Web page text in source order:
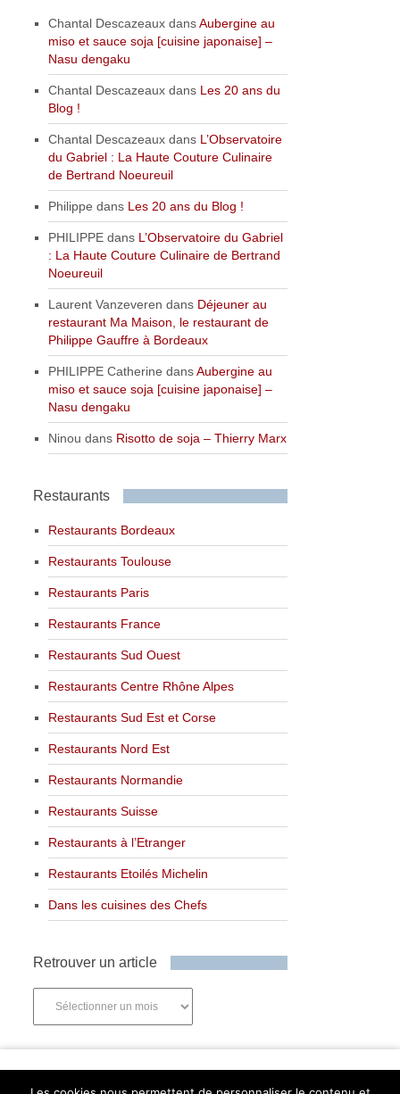
Chantal Descazeaux dansAubergine au
miso et sauce soja [cuisine japonaise] –
Nasu dengaku
Chantal Descazeaux dans Les 20 ans du
Blog !
Chantal Descazeaux dans L’Observatoire
du Gabriel : La Haute Couture Culinaire
de Bertrand Noeureuil
Philippe dans Les 20 ans du Blog !
PHILIPPE dans L’Observatoire du Gabriel
: La Haute Couture Culinaire de Bertrand
Noeureuil
Laurent Vanzeveren dans Déjeuner au
restaurant Ma Maison, le restaurant de
Philippe Gauffre à Bordeaux
PHILIPPE Catherine dansAubergine au
miso et sauce soja [cuisine japonaise] –
Nasu dengaku
Ninou dans Risotto de soja – Thierry Marx
Restaurants
Restaurants Bordeaux
Restaurants Toulouse
Restaurants Paris
Restaurants France
Restaurants Sud Ouest
Restaurants Centre Rhône Alpes
Restaurants Sud Est et Corse
Restaurants Nord Est
Restaurants Normandie
Restaurants Suisse
Restaurants à l’Etranger
Restaurants Etoilés Michelin
Dans les cuisines des Chefs
Retrouver un article